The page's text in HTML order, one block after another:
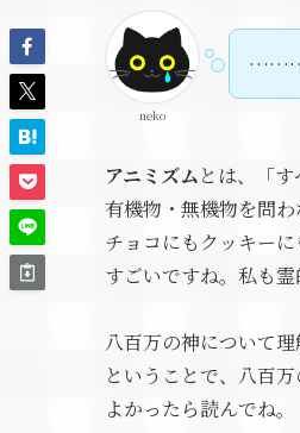
neko
………
アニミズムとは、「
有機物・無機物を問わ
チョコにもクッキー
すごいですね。私も
八百万の神について理
ということで、八百
よかったら読んでね。